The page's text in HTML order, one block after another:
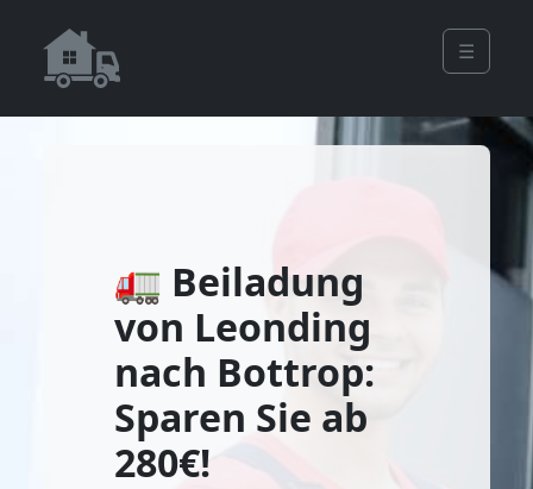
☰
🚛 Beiladung
von Leonding
nach Bottrop:
Sparen Sie ab
280€!